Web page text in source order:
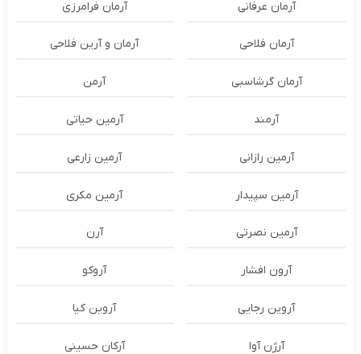
آرمان عرفانی آرمان فرامرزی
آرمان فلاحی آرمان و آرین فلاحی
آرمان گرشاسبی آرمن
آرمند آرمین حیاتی
آرمین رازانی آرمین زارعی
آرمین سپیدار آرمین مکری
آرمین نصرتی آرن
آرون افشار آروکو
آروین رجایی آروین کیا
آرژن آوا آرکان حسینی